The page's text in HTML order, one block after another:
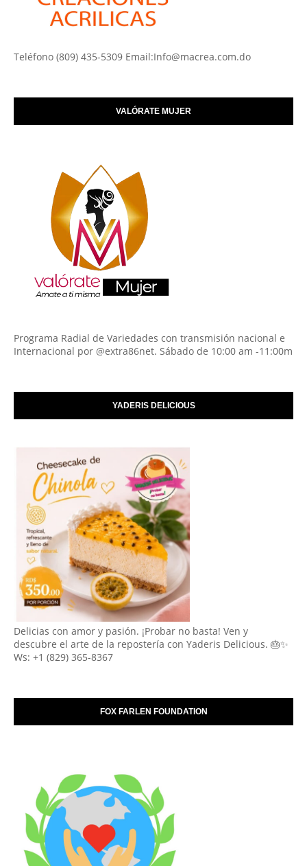
Teléfono (809) 435-5309 Email:Info@macrea.com.do
VALÓRATE MUJER
Programa Radial de Variedades con transmisión nacional e
Internacional por @extra86net. Sábado de 10:00 am -11:00m
YADERIS DELICIOUS
Delicias con amor y pasión. ¡Probar no basta! Ven y
descubre el arte de la repostería con Yaderis Delicious. 🎂✨
Ws: +1 (829) 365-8367
FOX FARLEN FOUNDATION